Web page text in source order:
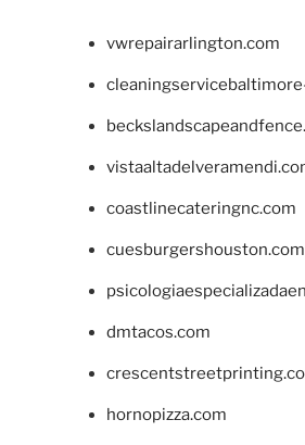
vwrepairarlington.com
coastlinecateringnc.com
cuesburgershouston.com
dmtacos.com
hornopizza.com